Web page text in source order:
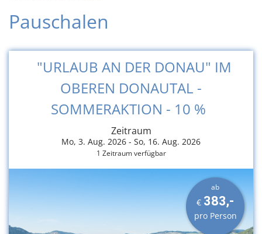
Pauschalen
"URLAUB AN DER DONAU" IM
OBEREN DONAUTAL -
SOMMERAKTION - 10 %
Zeitraum
Mo, 3. Aug. 2026 - So, 16. Aug. 2026
1 Zeitraum verfügbar
ab
€ 383,-
pro Person